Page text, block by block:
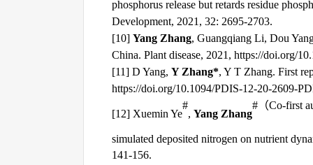
phosphorus release but retards residue
Development, 2021, 32: 2695-2703.
[10] Yang Zhang, Guangqiang Li, Dou
China. Plant disease, 2021, https://doi.org/
[11] D Yang, Y Zhang*, Y T Zhang. First
https://doi.org/10.1094/PDIS-12-20-2609-
[12] Xuemin Ye
#
, Yang Zhang
# （Co-first
simulated deposited nitrogen on nutrient
141-156.